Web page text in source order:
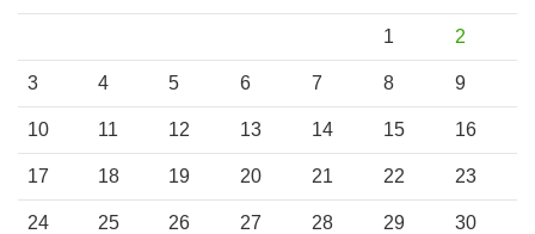
1 2
3 4 5 6 7 8 9
10 11 12 13 14 15 16
17 18 19 20 21 22 23
24 25 26 27 28 29 30